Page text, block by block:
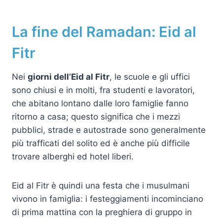
La fine del Ramadan: Eid al
Fitr
Nei giorni dell’Eid al Fitr, le scuole e gli uffici
sono chiusi e in molti, fra studenti e lavoratori,
che abitano lontano dalle loro famiglie fanno
ritorno a casa; questo significa che i mezzi
pubblici, strade e autostrade sono generalmente
più trafficati del solito ed è anche più difficile
trovare alberghi ed hotel liberi.
Eid al Fitr è quindi una festa che i musulmani
vivono in famiglia: i festeggiamenti incominciano
di prima mattina con la preghiera di gruppo in